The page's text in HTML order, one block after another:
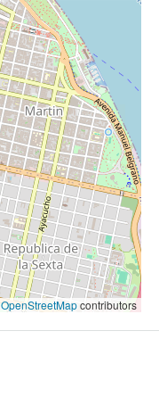
OpenStreetMapcontributors